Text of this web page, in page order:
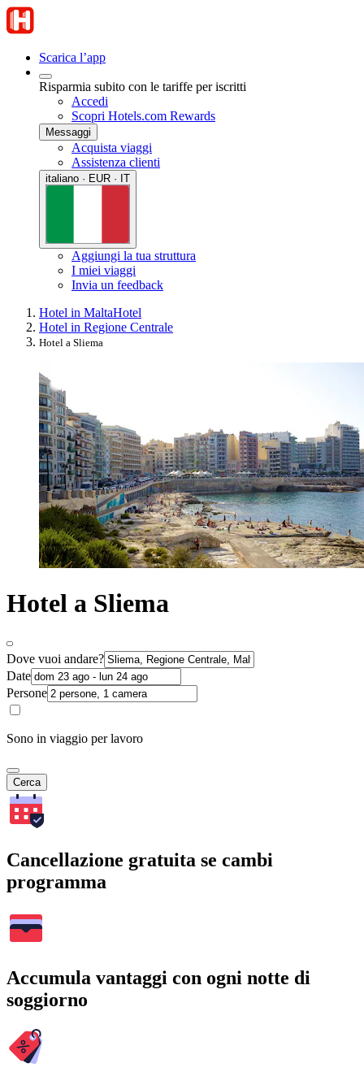
Scarica l’app
Risparmia subito con le tariffe per iscritti
Accedi
Scopri Hotels.com Rewards
Messaggi
Acquista viaggi
Assistenza clienti
italiano · EUR · IT
Aggiungi la tua struttura
I miei viaggi
Invia un feedback
Hotel in MaltaHotel
Hotel in Regione Centrale
Hotel a Sliema
Hotel a Sliema
Dove vuoi andare?
Date
Persone
Sono in viaggio per lavoro
Cerca
Cancellazione gratuita se cambi
programma
Accumula vantaggi con ogni notte di
soggiorno